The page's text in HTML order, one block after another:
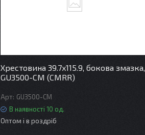
Хрестовина 39.7x115.9, бокова змазка,
GU3500-CM (CMRR)
GU3500-CM
В наявності 10 од.
Оптом і в роздріб